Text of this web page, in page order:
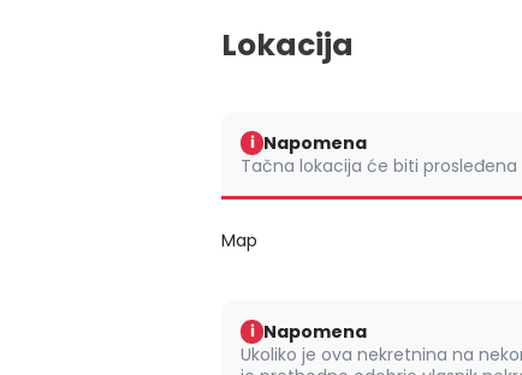
Lokacija
i Napomena
Tačna lokacija će biti
Map
i Napomena
Ukoliko je ova nekretnina na